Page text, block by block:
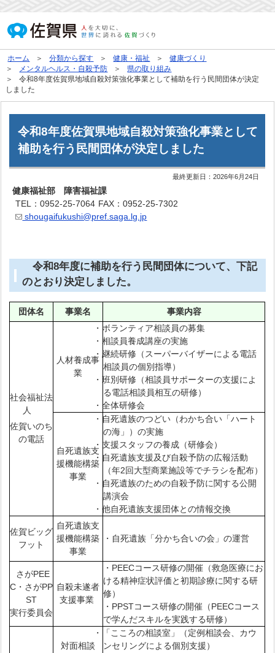
ホーム 分類から探す 健康・福祉
健康づくり
メンタルヘルス・自殺予防
県の取り組み
令和8年度佐賀県地域自殺対策強化事業として補助を行う民間団体が決定
しました
令和8年度佐賀県地域自殺対策強化事業として
補助を行う民間団体が決定しました
最終更新日：2026年6月24日
健康福祉部 障害福祉課
TEL：0952-25-7064 FAX：0952-25-7302
shougaifukushi@pref.saga.lg.jp
令和8年度に補助を行う民間団体について、下記
のとおり決定しました。
団体名 事業名 事業内容
社会福祉法
人
佐賀いのち
の電話
人材養成事
業
・ボランティア相談員の募集
・相談員養成講座の実施
・継続研修（スーパーバイザーによる電話
相談員の個別指導）
・班別研修（相談員サポーターの支援によ
る電話相談員相互の研修）
・全体研修会
自死遺族支
援機能構築
事業
・自死遺族のつどい（わかち合い「ハート
の海」）の実施
・支援スタッフの養成（研修会）
・自死遺族支援及び自殺予防の広報活動
（年2回大型商業施設等でチラシを配布）
・自死遺族のための自殺予防に関する公開
講演会
・他自死遺族支援団体との情報交換
佐賀ビッグ
フット
自死遺族支
援機能構築
事業
・自死遺族「分かち合いの会」の運営
さがPEE
C・さがPP
ST
実行委員会
自殺未遂者
支援事業
・PEECコース研修の開催（救急医療にお
ける精神症状評価と初期診療に関する研
修）
・PPSTコース研修の開催（PEECコース
で学んだスキルを実践する研修）
対面相談
・「こころの相談室」（定例相談会、カウ
ンセリングによる個別支援）